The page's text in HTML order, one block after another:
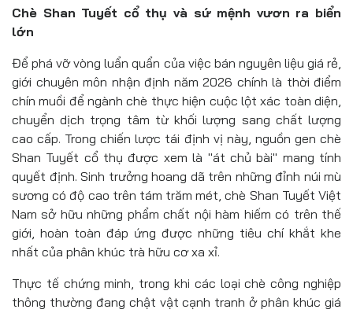
Chè Shan Tuyết cổ thụ và sứ mệnh vươn ra biển
lớn
Để phá vỡ vòng luẩn quẩn của việc bán nguyên liệu giá rẻ,
giới chuyên môn nhận định năm 2026 chính là thời điểm
chín muồi để ngành chè thực hiện cuộc lột xác toàn diện,
chuyển dịch trọng tâm từ khối lượng sang chất lượng
cao cấp. Trong chiến lược tái định vị này, nguồn gen chè
Shan Tuyết cổ thụ được xem là "át chủ bài" mang tính
quyết định. Sinh trưởng hoang dã trên những đỉnh núi mù
sương có độ cao trên tám trăm mét, chè Shan Tuyết Việt
Nam sở hữu những phẩm chất nội hàm hiếm có trên thế
giới, hoàn toàn đáp ứng được những tiêu chí khắt khe
nhất của phân khúc trà hữu cơ xa xỉ.
Thực tế chứng minh, trong khi các loại chè công nghiệp
thông thường đang chật vật cạnh tranh ở phân khúc giá